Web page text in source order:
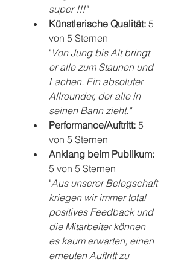
super !!!"
Künstlerische Qualität: 5
von 5 Sternen
"Von Jung bis Alt bringt
er alle zum Staunen und
Lachen. Ein absoluter
Allrounder, der alle in
seinen Bann zieht."
Performance/Auftritt: 5
von 5 Sternen
Anklang beim Publikum:
5 von 5 Sternen
"Aus unserer Belegschaft
kriegen wir immer total
positives Feedback und
die Mitarbeiter können
es kaum erwarten, einen
erneuten Auftritt zu